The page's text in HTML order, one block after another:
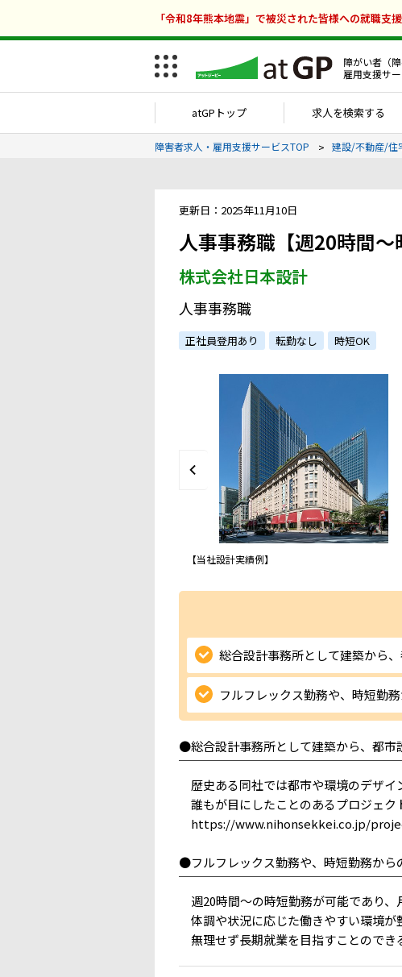
「令和8年熊本地震」で被災された皆様への就職支
障がい者（
雇用支援サ
atGPトップ 求人を検索する
障害者求人・雇用支援サービスTOP 建設/不動産/住
更新日：2025年11月10日
人事事務職【週20時間～
株式会社日本設計
人事事務職
正社員登用あり 転勤なし 時短OK
【当社設計実績例】
総合設計事務所として建築から、
フルフレックス勤務や、時短勤
●総合設計事務所として建築から、都市
￣￣￣￣￣￣￣￣￣￣￣￣￣￣￣￣￣￣
歴史ある同社では都市や環境のデザイ
誰もが目にしたことのあるプロジェク
https://www.nihonsekkei.co.jp/
●フルフレックス勤務や、時短勤務から
￣￣￣￣￣￣￣￣￣￣￣￣￣￣￣￣￣
週20時間～の時短勤務が可能であり
体調や状況に応じた働きやすい環境が
無理せず長期就業を目指すことのでき